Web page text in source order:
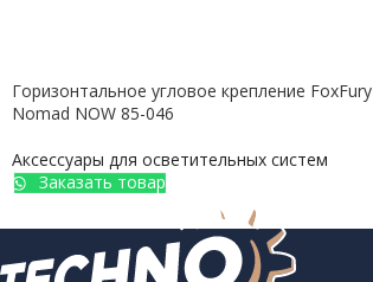
Горизонтальное угловое крепление FoxFury
Nomad NOW 85-046
Аксессуары для осветительных систем
Заказать товар